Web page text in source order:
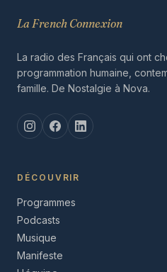
La French Connexion
La radio des Français qui ont
programmation humaine,
famille. De Nostalgie à Nova.
DÉCOUVRIR
Programmes
Podcasts
Musique
Manifeste